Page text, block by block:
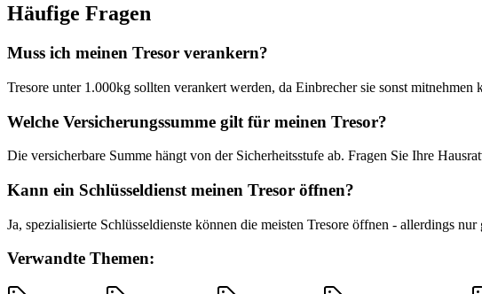
Häufige Fragen
Muss ich meinen Tresor verankern?
Tresore unter 1.000kg sollten verankert werden, da Einbrecher sie sonst
Welche Versicherungssumme gilt für meinen Tresor?
Die versicherbare Summe hängt von der Sicherheitsstufe ab. Fragen Sie Ihre
Kann ein Schlüsseldienst meinen Tresor öffnen?
Ja, spezialisierte Schlüsseldienste können die meisten Tresore öffnen - allerdings
Verwandte Themen: